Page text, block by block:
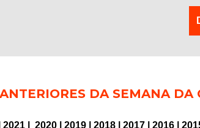
DA SEMANA
2021 2020 2019 2018 2017 2016